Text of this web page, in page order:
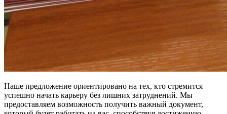
Наше предложение ориентировано на тех, кто стремится
успешно начать карьеру без лишних затруднений. Мы
предоставляем возможность получить важный документ,